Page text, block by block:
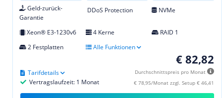
Geld-zurück-
Garantie
DDoS Protection NVMe
Xeon® E3-1230v6 4 Kerne
RAID 1
2 Festplatten
Alle Funktionen
€ 82,82
Durchschnittspreis pro Monat
€ 78,95/Monat zzgl. Setup € 46,41
Vertragslaufzeit: 1 Monat
Tarifdetails